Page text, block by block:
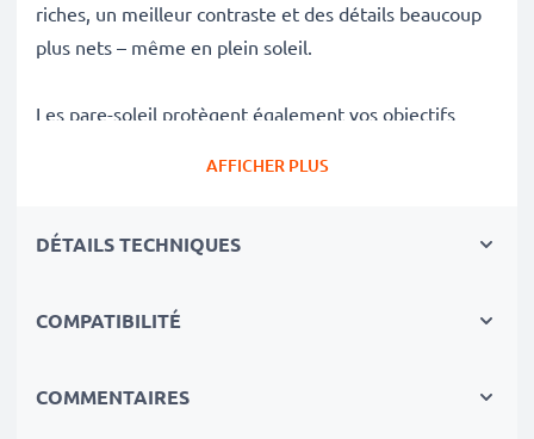
riches, un meilleur contraste et des détails beaucoup
plus nets – même en plein soleil.
Les pare-soleil protègent également vos objectifs
photographe.
Avantages du Ø 103mm Fleur / Tulipe / Pétale
AFFICHER PLUS
DÉTAILS TECHNIQUES
COMPATIBILITÉ
COMMENTAIRES